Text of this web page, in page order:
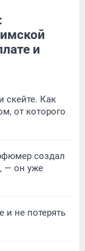
и
скейте. Как
от которого
создал
— он уже
и не потерять